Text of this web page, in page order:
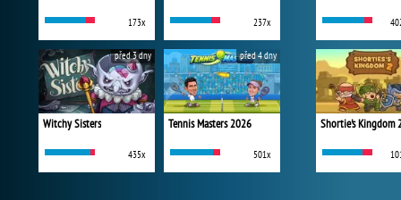
173x 237x
Witchy Sisters
435x
před 3 dny
Tennis Masters 2026
501x
před 4 dny
Shortie's Kingdom